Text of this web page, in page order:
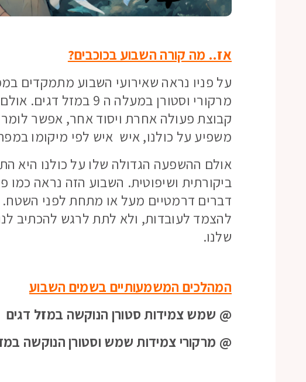
אז.. מה קורה השבוע בכוכבים?
על פניו נראה שאירועי השבוע מתמקדים
מרקורי וסטורן במעלה
קבוצת פעולה אחרת ויסוד אחר, אפשר
משפיע על כולנו, איש איש לפי מיקומו
אולם ההשפעה הגדולה שלו על כולנו היא
ביקורתית ושיפוטית. השבוע הזה נראה כמו
דברים דרמטיים מעל או מתחת לפני
להצמד לעובדות, ולא לתת לרגש להכתיב
שלנו.
המהלכים המשמעותיים בשמים השבוע
@ שמש צמידות סטורן הנוקשה במזל דגים
@ מרקורי צמידות שמש וסטורן הנוקשה